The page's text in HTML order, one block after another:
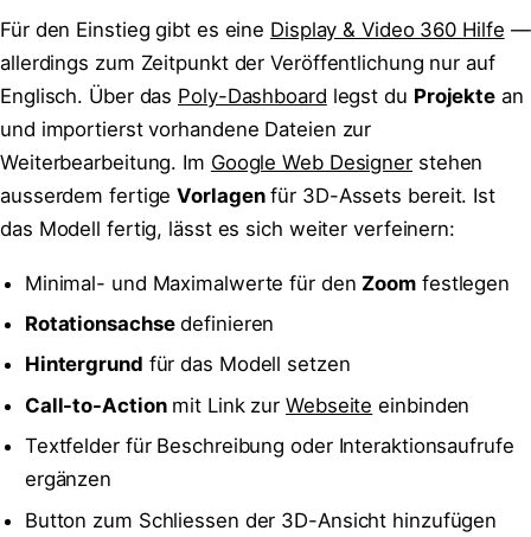
Für den Einstieg gibt es eine Display & Video 360 Hilfe —
allerdings zum Zeitpunkt der Veröffentlichung nur auf
Englisch. Über das Poly-Dashboard legst du Projekte an
und importierst vorhandene Dateien zur
Weiterbearbeitung. Im Google Web Designer stehen
ausserdem fertigeVorlagenfür 3D-Assets bereit. Ist
das Modell fertig, lässt es sich weiter verfeinern:
Minimal- und Maximalwerte für den Zoom festlegen
Rotationsachsedefinieren
Hintergrund für das Modell setzen
Call-to-Actionmit Link zurWebseite einbinden
Textfelder für Beschreibung oder Interaktionsaufrufe
ergänzen
Button zum Schliessen der 3D-Ansicht hinzufügen